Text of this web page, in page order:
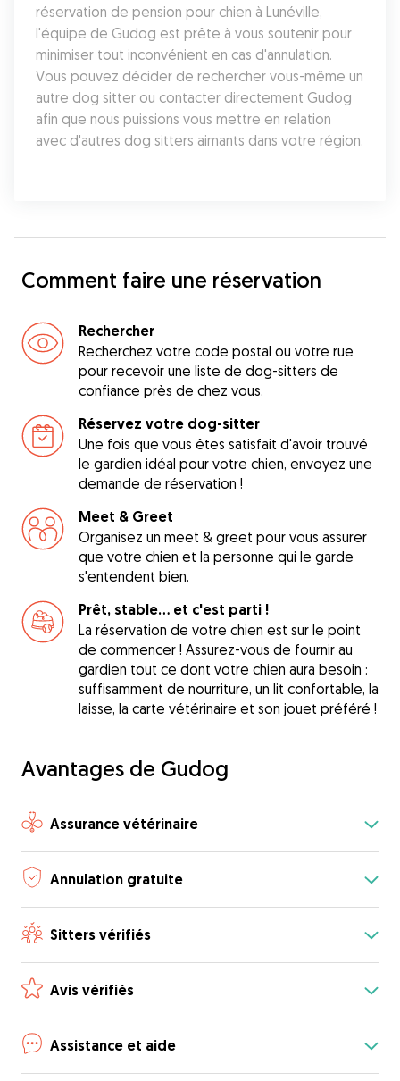
réservation de pension pour chien à Lunéville,
l'équipe de Gudog est prête à vous soutenir pour
minimiser tout inconvénient en cas d'annulation.
Vous pouvez décider de rechercher vous-même un
autre dog sitter ou contacter directement Gudog
afin que nous puissions vous mettre en relation
avec d'autres dog sitters aimants dans votre région.
Comment faire une réservation
Rechercher
Recherchez votre code postal ou votre rue
pour recevoir une liste de dog-sitters de
confiance près de chez vous.
Réservez votre dog-sitter
Une fois que vous êtes satisfait d'avoir trouvé
le gardien idéal pour votre chien, envoyez une
demande de réservation !
Meet & Greet
Organisez un meet & greet pour vous assurer
que votre chien et la personne qui le garde
s'entendent bien.
Prêt, stable... et c'est parti !
La réservation de votre chien est sur le point
de commencer ! Assurez-vous de fournir au
gardien tout ce dont votre chien aura besoin :
suffisamment de nourriture, un lit confortable, la
laisse, la carte vétérinaire et son jouet préféré !
Avantages de Gudog
Assurance vétérinaire
Annulation gratuite
Sitters vérifiés
Avis vérifiés
Assistance et aide